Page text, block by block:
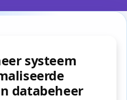
systeem
databeheer